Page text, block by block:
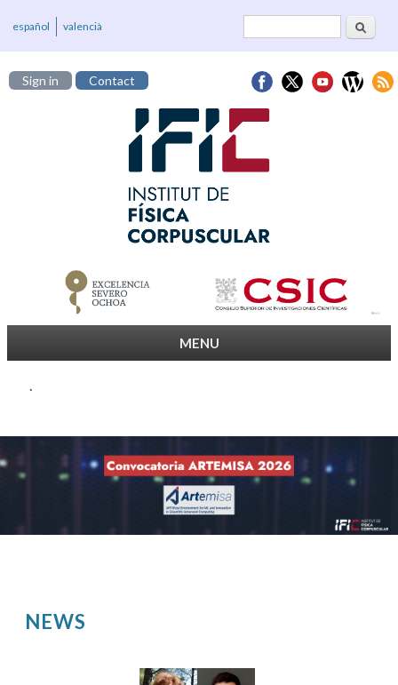
Search
español valencià
Sign in Contact
MENU
.
NEWS